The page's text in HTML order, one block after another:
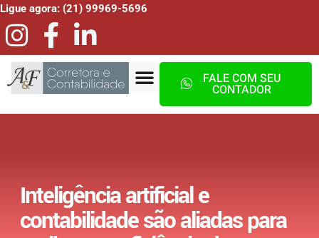
Ligue agora: (21) 99969-5696
FALE COM SEU
CONTADOR
Inteligência artificial e
contabilidade são aliadas para